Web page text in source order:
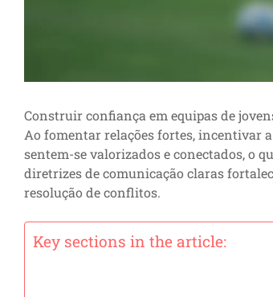
Construir confiança em equipas de
Ao fomentar relações fortes, incentivar
sentem-se valorizados e conectados, o
diretrizes de comunicação claras
resolução de conflitos.
Key sections in the article: